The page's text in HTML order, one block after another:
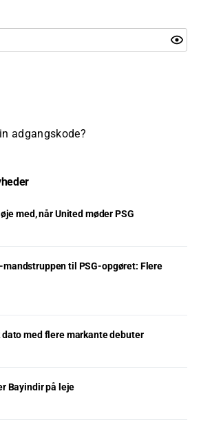
adgangskode?
med, når United møder PSG
til PSG-opgøret: Flere
med flere markante debuter
Bayindir på leje